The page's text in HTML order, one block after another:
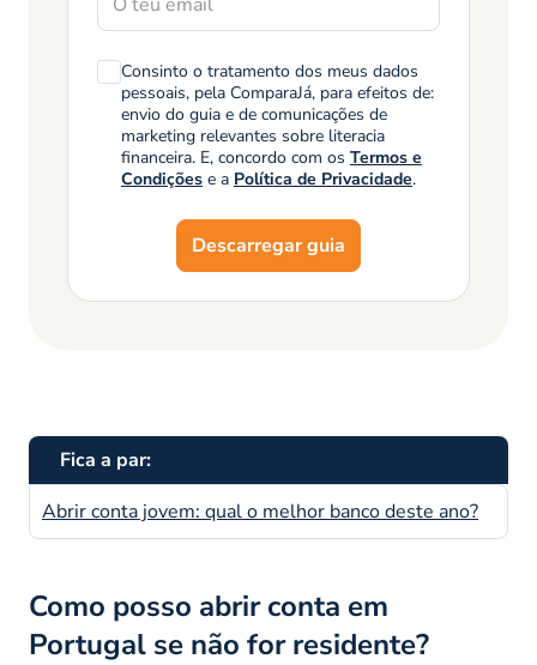
Consinto o tratamento dos meus dados
pessoais, pela ComparaJá, para efeitos de:
envio do guia e de comunicações de
marketing relevantes sobre literacia
financeira. E, concordo com os Termos e
Condições e a Política de Privacidade.
Descarregar guia
Fica a par:
Abrir conta jovem: qual o melhor banco deste ano?
Como posso abrir conta em
Portugal se não for residente?